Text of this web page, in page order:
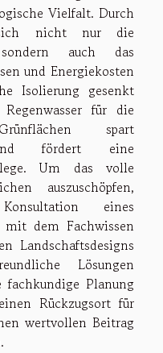
Vielfalt. Durch
sich nicht nur die
auch das
und Energiekosten
Isolierung gesenkt
für die
spart
und fördert eine
Um das volle
auszuschöpfen,
eines
mit dem Fachwissen
Landschaftsdesigns
Lösungen
Planung
Rückzugsort für
wertvollen Beitrag